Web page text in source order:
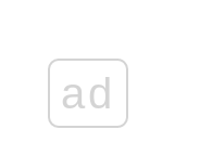
ad